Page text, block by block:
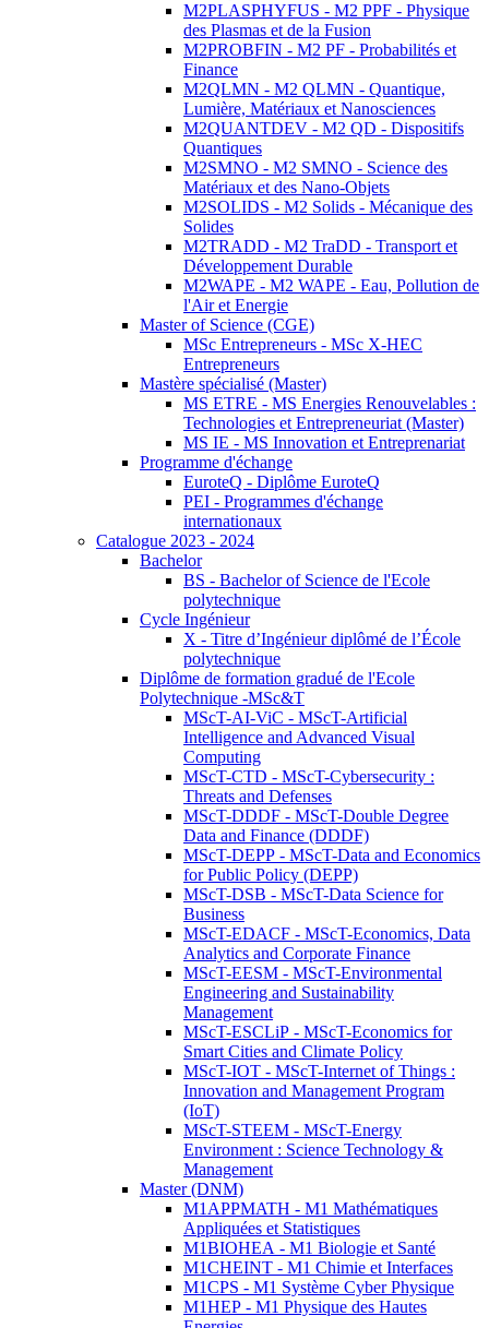
M2PLASPHYFUS - M2 PPF - Physique
des Plasmas et de la Fusion
M2PROBFIN - M2 PF - Probabilités et
Finance
M2QLMN - M2 QLMN - Quantique,
Lumière, Matériaux et Nanosciences
M2QUANTDEV - M2 QD - Dispositifs
Quantiques
M2SMNO - M2 SMNO - Science des
Matériaux et des Nano-Objets
M2SOLIDS - M2 Solids - Mécanique des
Solides
M2TRADD - M2 TraDD - Transport et
Développement Durable
M2WAPE - M2 WAPE - Eau, Pollution de
l'Air et Energie
Master of Science (CGE)
MSc Entrepreneurs - MSc X-HEC
Entrepreneurs
Mastère spécialisé (Master)
MS ETRE - MS Energies Renouvelables :
Technologies et Entrepreneuriat (Master)
MS IE - MS Innovation et Entreprenariat
Programme d'échange
EuroteQ - Diplôme EuroteQ
PEI - Programmes d'échange
internationaux
Catalogue 2023 - 2024
Bachelor
BS - Bachelor of Science de l'Ecole
polytechnique
Cycle Ingénieur
X - Titre d’Ingénieur diplômé de l’École
polytechnique
Diplôme de formation gradué de l'Ecole
Polytechnique -MSc&T
MScT-AI-ViC - MScT-Artificial
Intelligence and Advanced Visual
Computing
MScT-CTD - MScT-Cybersecurity :
Threats and Defenses
MScT-DDDF - MScT-Double Degree
Data and Finance (DDDF)
MScT-DEPP - MScT-Data and Economics
for Public Policy (DEPP)
MScT-DSB - MScT-Data Science for
Business
MScT-EDACF - MScT-Economics, Data
Analytics and Corporate Finance
MScT-EESM - MScT-Environmental
Engineering and Sustainability
Management
MScT-ESCLiP - MScT-Economics for
Smart Cities and Climate Policy
MScT-IOT - MScT-Internet of Things :
Innovation and Management Program
(IoT)
MScT-STEEM - MScT-Energy
Environment : Science Technology &
Management
Master (DNM)
M1APPMATH - M1 Mathématiques
Appliquées et Statistiques
M1BIOHEA - M1 Biologie et Santé
M1CHEINT - M1 Chimie et Interfaces
M1CPS - M1 Système Cyber Physique
M1HEP - M1 Physique des Hautes